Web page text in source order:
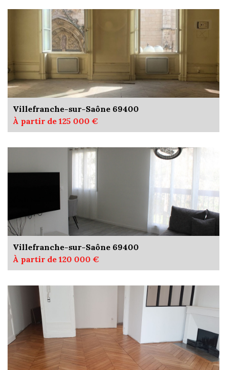
Villefranche-sur-Saône 69400
À partir de 125 000 €
Villefranche-sur-Saône 69400
À partir de 120 000 €